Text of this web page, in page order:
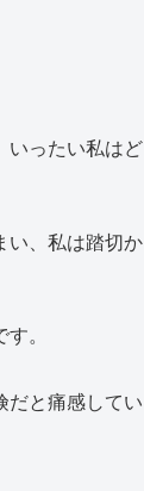
いったい私はど
い、私は踏切か
。
だと痛感してい